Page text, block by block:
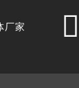
厂家 